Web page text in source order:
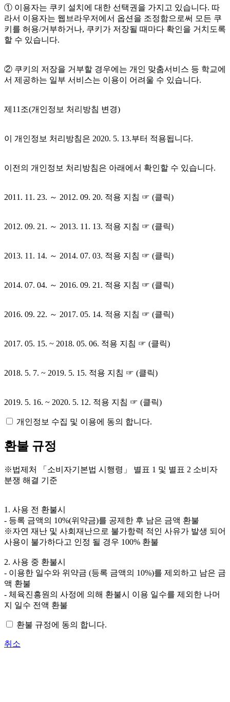
① 이용자는 쿠키 설치에 대한 선택권을 가지고 있습니다. 따
라서 이용자는 웹브라우저에서 옵션을 조정함으로써 모든 쿠
키를 허용/거부하거나, 쿠키가 저장될 때마다 확인을 거치도록
할 수 있습니다.
② 쿠키의 저장을 거부할 경우에는 개인 맞춤서비스 등 학교에
서 제공하는 일부 서비스는 이용이 어려울 수 있습니다.
제11조(개인정보 처리방침 변경)
이 개인정보 처리방침은 2020. 5. 13.부터 적용됩니다.
이전의 개인정보 처리방침은 아래에서 확인할 수 있습니다.
2011. 11. 23. ～ 2012. 09. 20. 적용 지침 ☞ (클릭)
2012. 09. 21. ～ 2013. 11. 13. 적용 지침 ☞ (클릭)
2013. 11. 14. ～ 2014. 07. 03. 적용 지침 ☞ (클릭)
2014. 07. 04. ～ 2016. 09. 21. 적용 지침 ☞ (클릭)
2016. 09. 22. ～ 2017. 05. 14. 적용 지침 ☞ (클릭)
2017. 05. 15. ~ 2018. 05. 06. 적용 지침 ☞ (클릭)
2018. 5. 7. ~ 2019. 5. 15. 적용 지침 ☞ (클릭)
2019. 5. 16. ~ 2020. 5. 12. 적용 지침 ☞ (클릭)
개인정보 수집 및 이용에 동의 합니다.
환불 규정
※법제처 「소비자기본법 시행령」 별표 1 및 별표 2 소비자
분쟁 해결 기준
1. 사용 전 환불시
- 등록 금액의 10%(위약금)를 공제한 후 남은 금액 환불
※자연 재난 및 사회재난으로 불가항력 적인 사유가 발생 되어
사용이 불가하다고 인정 될 경우 100% 환불
2. 사용 중 환불시
- 이용한 일수와 위약금 (등록 금액의 10%)를 제외하고 남은 금
액 환불
- 체육진흥원의 사정에 의해 환불시 이용 일수를 제외한 나머
지 일수 전액 환불
환불 규정에 동의 합니다.
취소